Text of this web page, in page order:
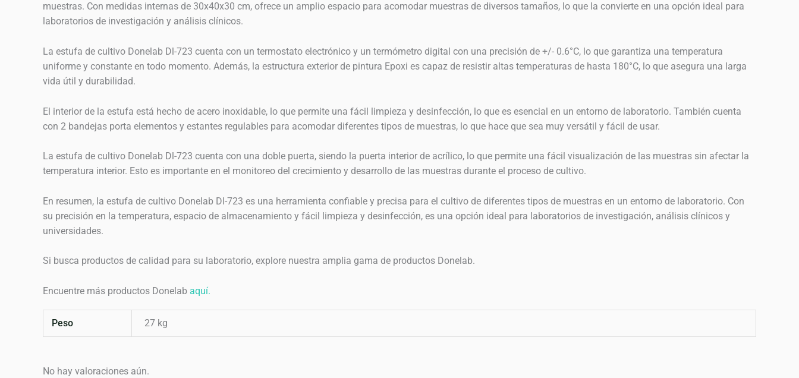
muestras. Con medidas internas de 30x40x30 cm, ofrece un amplio espacio para acomodar muestras de diversos tamaños, lo que la convierte en una opción ideal para
laboratorios de investigación y análisis clínicos.
La estufa de cultivo Donelab Dl-723 cuenta con un termostato electrónico y un termómetro digital con una precisión de +/- 0.6°C, lo que garantiza una temperatura
uniforme y constante en todo momento. Además, la estructura exterior de pintura Epoxi es capaz de resistir altas temperaturas de hasta 180°C, lo que asegura una larga
vida útil y durabilidad.
El interior de la estufa está hecho de acero inoxidable, lo que permite una fácil limpieza y desinfección, lo que es esencial en un entorno de laboratorio. También cuenta
con 2 bandejas porta elementos y estantes regulables para acomodar diferentes tipos de muestras, lo que hace que sea muy versátil y fácil de usar.
La estufa de cultivo Donelab Dl-723 cuenta con una doble puerta, siendo la puerta interior de acrílico, lo que permite una fácil visualización de las muestras sin afectar la
temperatura interior. Esto es importante en el monitoreo del crecimiento y desarrollo de las muestras durante el proceso de cultivo.
En resumen, la estufa de cultivo Donelab Dl-723 es una herramienta confiable y precisa para el cultivo de diferentes tipos de muestras en un entorno de laboratorio. Con
su precisión en la temperatura, espacio de almacenamiento y fácil limpieza y desinfección, es una opción ideal para laboratorios de investigación, análisis clínicos y
universidades.
Si busca productos de calidad para su laboratorio, explore nuestra amplia gama de productos Donelab.
Encuentre más productos Donelab aquí.
Peso 27 kg
No hay valoraciones aún.